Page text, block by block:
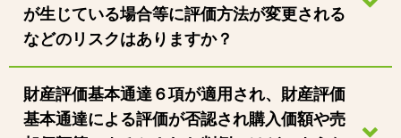
が生じている場合等に評価方法が変更される
などのリスクはありますか？
財産評価基本通達６項が適用され、財産評価
基本通達による評価が否認され購入価額や売